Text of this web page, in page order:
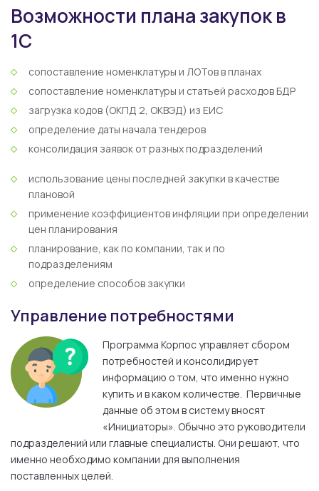
Возможности плана закупок в
1С
сопоставление номенклатуры и ЛОТов в планах
сопоставление номенклатуры и статьей расходов БДР
загрузка кодов (ОКПД 2, ОКВЭД) из ЕИС
определение даты начала тендеров
консолидация заявок от разных подразделений
использование цены последней закупки в качестве
плановой
применение коэффициентов инфляции при определении
цен планирования
планирование, как по компании, так и по
подразделениям
определение способов закупки
Управление потребностями
Программа Корпос управляет сбором
потребностей и консолидирует
информацию о том, что именно нужно
купить и в каком количестве. Первичные
данные об этом в систему вносят
«Инициаторы». Обычно это руководители
подразделений или главные специалисты. Они решают, что
именно необходимо компании для выполнения
поставленных целей.